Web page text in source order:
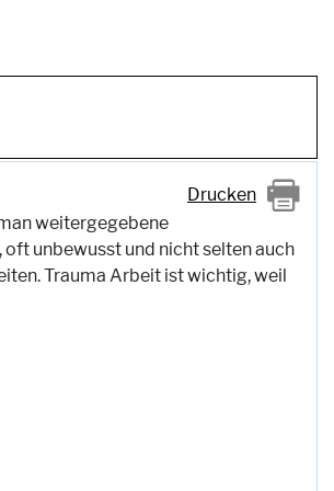
Drucken
weitergegebene
unbewusst und nicht selten auch
Trauma Arbeit ist wichtig, weil